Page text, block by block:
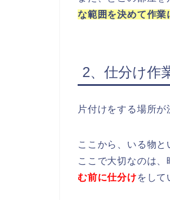
な範囲を決めて作業
2、仕分け作
片付けをする場所
ここから、いる物と
ここで大切なのは、
む前に仕分けをして